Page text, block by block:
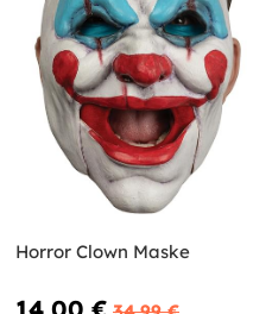
Horror Clown Maske